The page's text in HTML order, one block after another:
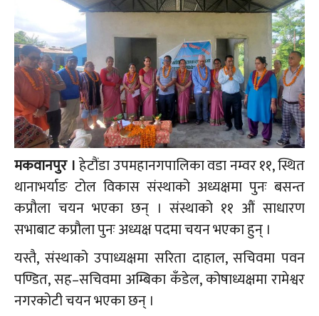
मकवानपुर ।हेटौंडा उपमहानगपालिका वडा नम्वर ११, स्थित
थानाभर्याङ टोल विकास संस्थाको अध्यक्षमा पुनः बसन्त
कप्रौला चयन भएका छन् । संस्थाको ११ औं साधारण
सभाबाट कप्रौला पुनः अध्यक्ष पदमा चयन भएका हुन् ।
यस्तै, संस्थाको उपाध्यक्षमा सरिता दाहाल, सचिवमा पवन
पण्डित, सह–सचिवमा अम्बिका कँडेल, कोषाध्यक्षमा रामेश्वर
नगरकोटी चयन भएका छन् ।